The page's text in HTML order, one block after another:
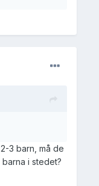
3 barn, må de
i stedet?